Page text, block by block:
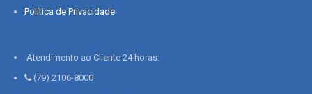
Política de Privacidade
Atendimento ao Cliente 24 horas:
(79) 2106-8000